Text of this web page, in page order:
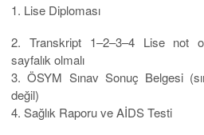
1. Lise Diploması
2. Transkript 1–2–3–4 Lise not
sayfalık olmalı
3. ÖSYM Sınav Sonuç Belgesi
değil)
4. Sağlık Raporu ve AİDS Testi